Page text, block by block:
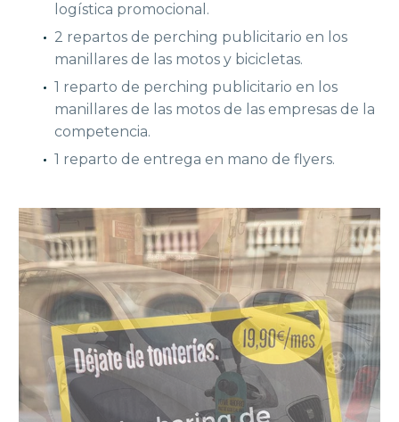
logística promocional.
2 repartos de perching publicitario en los
manillares de las motos y bicicletas.
1 reparto de perching publicitario en los
manillares de las motos de las empresas de la
competencia.
1 reparto de entrega en mano de flyers.